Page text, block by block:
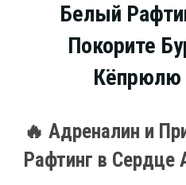
Белый
Покорите
Кёпрюлю
🔥 Адреналин и
Рафтинг в Сердце